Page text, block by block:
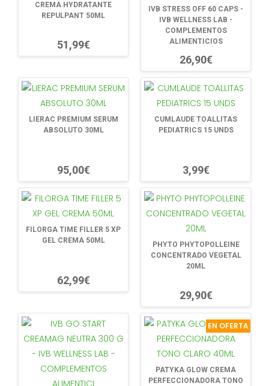
CREMA HYDRATANTE
REPULPANT 50ML
51,99€
IVB STRESS OFF 60 CAPS -
IVB WELLNESS LAB -
COMPLEMENTOS
ALIMENTICIOS
26,90€
LIERAC PREMIUM SERUM
ABSOLUTO 30ML
95,00€
CUMLAUDE TOALLITAS
PEDIATRICS 15 UNDS
3,99€
FILORGA TIME FILLER 5 XP
GEL CREMA 50ML
62,99€
PHYTO PHYTOPOLLEINE
CONCENTRADO VEGETAL
20ML
29,90€
EN OFERTA
PATYKA GLOW CREMA
PERFECCIONADORA TONO